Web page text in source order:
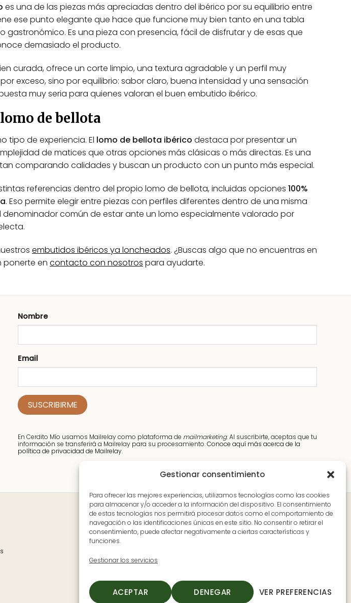
Gestionar consentimiento
Para ofrecer las mejores experiencias, utilizamos tecnologías como las cookies
para almacenar y/o acceder a la información del dispositivo. El consentimiento
de estas tecnologías nos permitirá procesar datos como el comportamiento de
navegación o las identificaciones únicas en este sitio. No consentir o retirar el
consentimiento, puede afectar negativamente a ciertas características y
funciones.
Gestionar los servicios
ACEPTAR DENEGAR VER PREFERENCIAS
es una de las piezas más apreciadas dentro del ibérico por su equilibrio entre
ese punto elegante que hace que funcione muy bien tanto en una tabla
gastronómico. Es una pieza con presencia, fácil de disfrutar y de esas que
demasiado el producto.
curada, ofrece un corte limpio, una textura agradable y un perfil muy
exceso, sino por equilibrio: sabor claro, buena intensidad y una sensación
muy seria para quienes valoran el buen embutido ibérico.
de bellota
tipo de experiencia. El lomo de bellota ibérico destaca por presentar un
de matices que otras opciones más clásicas o más directas. Es una
comparando calidades y buscan un producto con un punto más especial.
referencias dentro del propio lomo de bellota, incluidas opciones 100%
. Eso permite elegir entre piezas con perfiles diferentes dentro de una misma
común de estar ante un lomo especialmente valorado por
embutidos ibéricos ya loncheados. ¿Buscas algo que no encuentras en
ponerte en contacto con nosotros para ayudarte.
Nombre
Email
En Cerdito Mío usamos Mailrelay como plataforma de mailmarketing. Al suscribirte, aceptas que tu
información se transferirá a Mailrelay para su procesamiento.Conoce aquí más acerca de la
política de privacidad de Mailrelay.
Dónde estamos
Avenida Pureza Canelo, 59, en Moraleja, Cáceres
L-V: 9:30 a 14:00 y de 17:00 a 20:00